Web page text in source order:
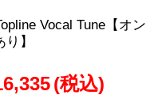
Vocal Tune【オン
】
(税込)